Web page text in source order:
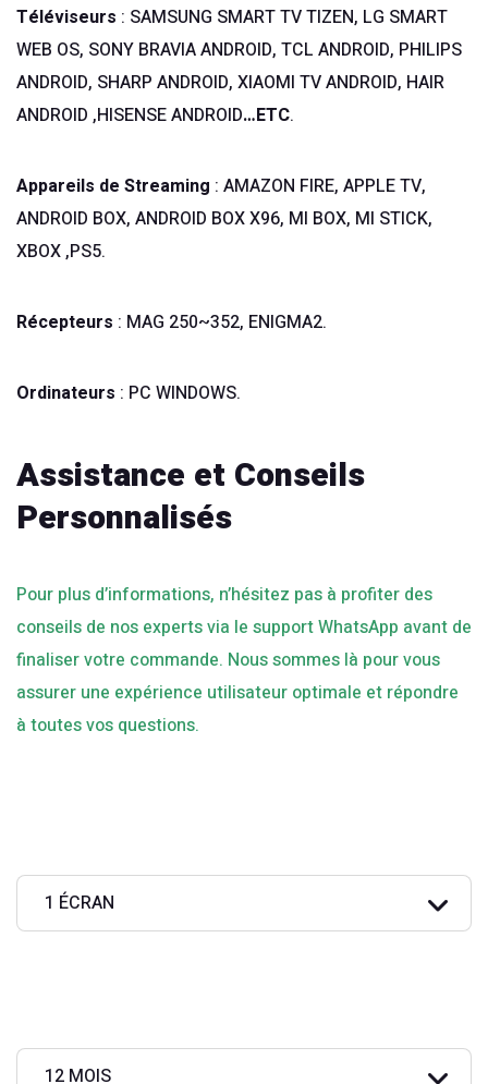
Téléviseurs : SAMSUNG SMART TV TIZEN, LG SMART
WEB OS, SONY BRAVIA ANDROID, TCL ANDROID, PHILIPS
ANDROID, SHARP ANDROID, XIAOMI TV ANDROID, HAIR
ANDROID ,HISENSE ANDROID…ETC.
Appareils de Streaming : AMAZON FIRE, APPLE TV,
ANDROID BOX, ANDROID BOX X96, MI BOX, MI STICK,
XBOX ,PS5.
Récepteurs : MAG 250~352, ENIGMA2.
Ordinateurs : PC WINDOWS.
Assistance et Conseils
Personnalisés
Pour plus d’informations, n’hésitez pas à profiter des
conseils de nos experts via le support WhatsApp avant de
finaliser votre commande. Nous sommes là pour vous
assurer une expérience utilisateur optimale et répondre
à toutes vos questions.